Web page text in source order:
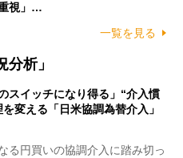
視」…
一覧を見る
析」
スイッチになり得る」“介入慣
変える「日米協調為替介入」
円買いの協調介入に踏み切っ